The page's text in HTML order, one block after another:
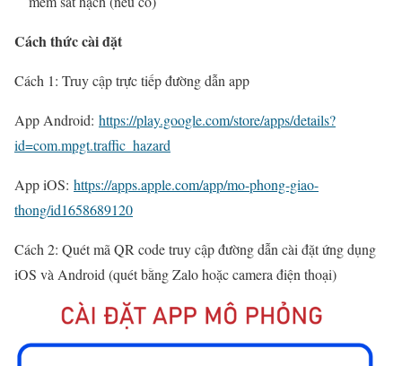
Cách thức cài đặt
Cách 1: Truy cập trực tiếp đường dẫn app
App Android: https://play.google.com/store/apps/details?
id=com.mpgt.traffic_hazard
App iOS: https://apps.apple.com/app/mo-phong-giao-
thong/id1658689120
Cách 2: Quét mã QR code truy cập đường dẫn cài đặt ứng dụng
iOS và Android (quét bằng Zalo hoặc camera điện thoại)